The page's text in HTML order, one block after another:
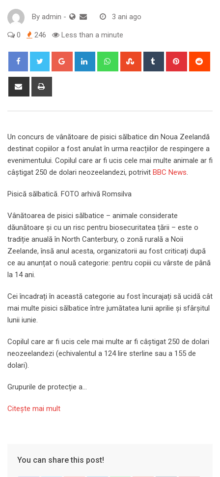
By admin - 3 ani ago
0 246 Less than a minute
Google+ LinkedIn WhatsappStumbleUpon
Tumblr Pinterest
Share
Un concurs de vânătoare de pisici sălbatice din Noua Zeelandă
destinat copiilor a fost anulat în urma reacțiilor de respingere a
evenimentului. Copilul care ar fi ucis cele mai multe animale ar fi
câștigat 250 de dolari neozeelandezi, potrivit BBC News.
Pisică sălbatică. FOTO arhivă Romsilva
Vânătoarea de pisici sălbatice – animale considerate
dăunătoare și cu un risc pentru biosecuritatea țării – este o
tradiție anuală în North Canterbury, o zonă rurală a Noii
Zeelande, însă anul acesta, organizatorii au fost criticați după
ce au anunțat o nouă categorie: pentru copiii cu vârste de până
la 14 ani.
Cei încadrați în această categorie au fost încurajați să ucidă cât
mai multe pisici sălbatice între jumătatea lunii aprilie și sfârșitul
lunii iunie.
Copilul care ar fi ucis cele mai multe ar fi câștigat 250 de dolari
neozeelandezi (echivalentul a 124 lire sterline sau a 155 de
dolari).
Grupurile de protecție a…
Citeşte mai mult
You can share this post!